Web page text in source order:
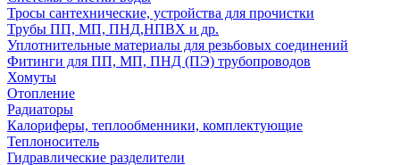
Тросы сантехнические, устройства для прочистки
Трубы ПП, МП, ПНД,НПВХ и др.
Уплотнительные материалы для резьбовых соединений
Фитинги для ПП, МП, ПНД (ПЭ) трубопроводов
Хомуты
Отопление
Радиаторы
Калориферы, теплообменники, комплектующие
Теплоноситель
Гидравлические разделители